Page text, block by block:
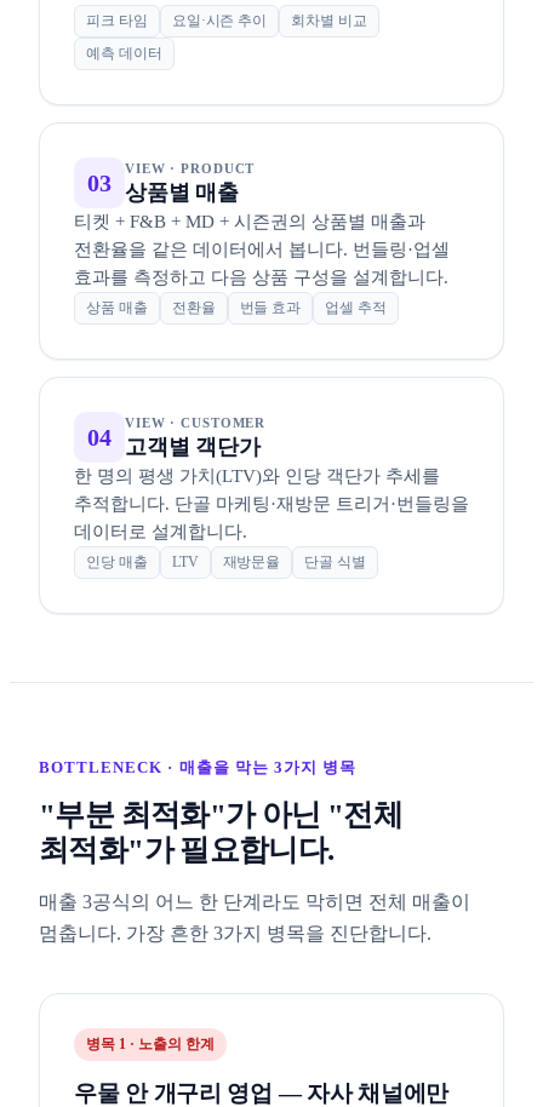
피크 타임 요일·시즌 추이
회차별 비교
예측 데이터
03
VIEW · PRODUCT
상품별 매출
티켓 + F&B + MD + 시즌권의 상품별 매출과
전환율을 같은 데이터에서 봅니다. 번들링·업셀
효과를 측정하고 다음 상품 구성을 설계합니다.
상품 매출 전환율 번들 효과 업셀 추적
04
VIEW · CUSTOMER
고객별 객단가
한 명의 평생 가치(LTV)와 인당 객단가 추세를
추적합니다. 단골 마케팅·재방문 트리거·번들링을
데이터로 설계합니다.
인당 매출 LTV 재방문율 단골 식별
BOTTLENECK · 매출을 막는 3가지 병목
"부분 최적화"가 아닌 "전체
최적화"가 필요합니다.
매출 3공식의 어느 한 단계라도 막히면 전체 매출이
멈춥니다. 가장 흔한 3가지 병목을 진단합니다.
병목 1 · 노출의 한계
우물 안 개구리 영업 — 자사 채널에만